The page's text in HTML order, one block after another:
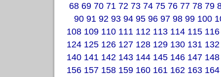
68 69 70 71 72 73 74 75 76 77 78 79
90 91 92 93 94 95 96 97 98 99 100
108 109 110 111 112 113 114 115 116
124 125 126 127 128 129 130 131 132
140 141 142 143 144 145 146 147 148
156 157 158 159 160 161 162 163 164